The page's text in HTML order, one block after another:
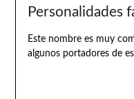
Personalidades
Este nombre es muy
algunos portadores de